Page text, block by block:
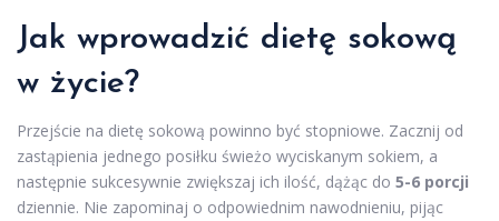
Jak wprowadzić dietę sokową
w życie?
Przejście na dietę sokową powinno być stopniowe. Zacznij od
zastąpienia jednego posiłku świeżo wyciskanym sokiem, a
następnie sukcesywnie zwiększaj ich ilość, dążąc do 5-6 porcji
dziennie. Nie zapominaj o odpowiednim nawodnieniu, pijąc